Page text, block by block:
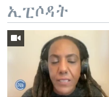
ኢፒሶዳት